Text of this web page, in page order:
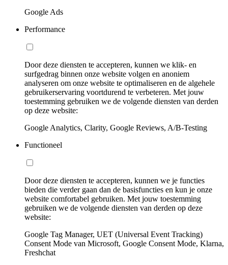
Google Ads
Performance
Door deze diensten te accepteren, kunnen we klik- en
surfgedrag binnen onze website volgen en anoniem
analyseren om onze website te optimaliseren en de algehele
gebruikerservaring voortdurend te verbeteren. Met jouw
toestemming gebruiken we de volgende diensten van derden
op deze website:
Google Analytics, Clarity, Google Reviews, A/B-Testing
Functioneel
Door deze diensten te accepteren, kunnen we je functies
bieden die verder gaan dan de basisfuncties en kun je onze
website comfortabel gebruiken. Met jouw toestemming
gebruiken we de volgende diensten van derden op deze
website:
Google Tag Manager, UET (Universal Event Tracking)
Consent Mode van Microsoft, Google Consent Mode, Klarna,
Freshchat